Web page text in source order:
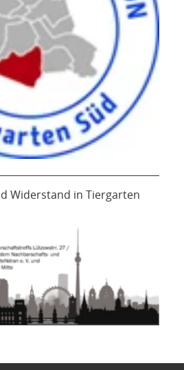
Widerstand in Tiergarten